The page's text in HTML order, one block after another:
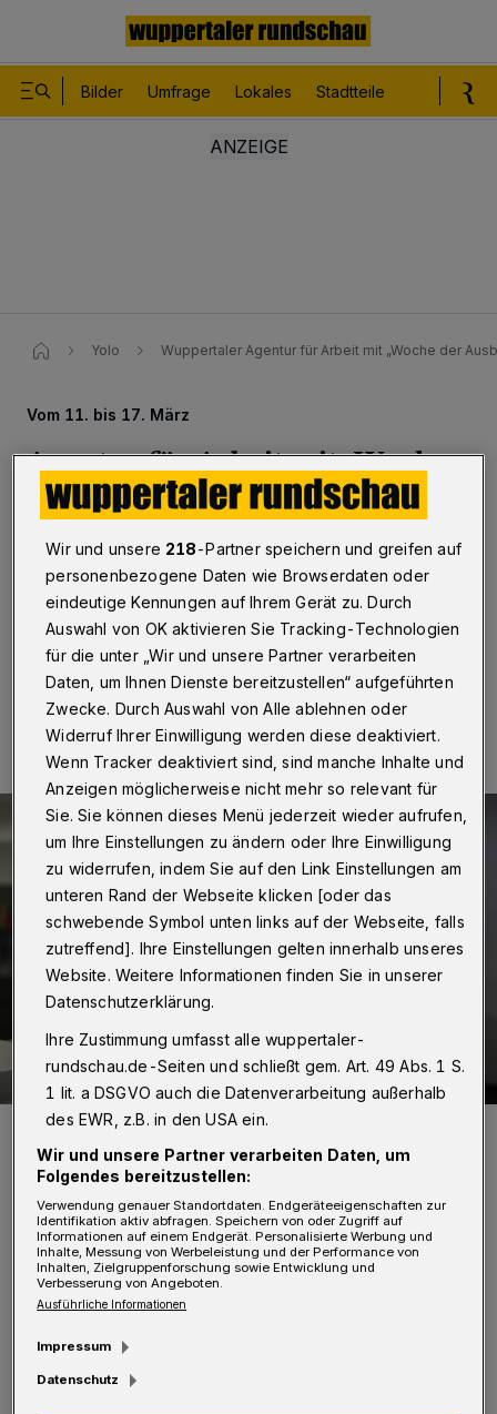
Bilder Umfrage Lokales Stadtteile
Yolo Wuppertaler Agentur für Arbeit mit „Woche der
Vom 11. bis 17. März
Agentur für Arbeit mit „Woche
der Ausbildung“
Wuppertal·Die Wuppertaler Agentur für Arbeit lädt
Jugendliche und deren Eltern für den Zeitraum vom 11.
bis 17. März 2024 zur „Woche der Ausbildung“ ein.
05.03.2024 , 13:00 Uhr Eine Minute Lesezeit
Martin Klebe (Leiter der Agentur für Arbeit Solingen-Wuppertal).
Foto: Agentur für Arbeit
U nter dem Motto „Zukunft will gelernt
Bedeutung einer betrieblichen Ausbildung im
Fokus. Das Ziel ist, Jugendliche und
Wir und unsere 218-Partner speichern und greifen auf
personenbezogene Daten wie Browserdaten oder
eindeutige Kennungen auf Ihrem Gerät zu. Durch
Auswahl von OK aktivieren Sie Tracking-Technologien
für die unter „Wir und unsere Partner verarbeiten
Daten, um Ihnen Dienste bereitzustellen“ aufgeführten
Zwecke. Durch Auswahl von Alle ablehnen oder
Widerruf Ihrer Einwilligung werden diese deaktiviert.
Wenn Tracker deaktiviert sind, sind manche Inhalte und
Anzeigen möglicherweise nicht mehr so relevant für
Sie. Sie können dieses Menü jederzeit wieder aufrufen,
um Ihre Einstellungen zu ändern oder Ihre Einwilligung
zu widerrufen, indem Sie auf den Link Einstellungen am
unteren Rand der Webseite klicken [oder das
schwebende Symbol unten links auf der Webseite, falls
zutreffend]. Ihre Einstellungen gelten innerhalb unseres
Website. Weitere Informationen finden Sie in unserer
Datenschutzerklärung.
Ihre Zustimmung umfasst alle wuppertaler-
rundschau.de-Seiten und schließt gem. Art. 49 Abs. 1 S.
1 lit. a DSGVO auch die Datenverarbeitung außerhalb
des EWR, z.B. in den USA ein.
Wir und unsere Partner verarbeiten Daten, um
Folgendes bereitzustellen:
Verwendung genauer Standortdaten. Endgeräteeigenschaften zur
Identifikation aktiv abfragen. Speichern von oder Zugriff auf
Informationen auf einem Endgerät. Personalisierte Werbung und
Inhalte, Messung von Werbeleistung und der Performance von
Inhalten, Zielgruppenforschung sowie Entwicklung und
Verbesserung von Angeboten.
Ausführliche Informationen
Impressum
Datenschutz